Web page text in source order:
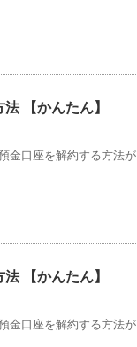
【かんたん】
金口座を解約する方法が
【かんたん】
金口座を解約する方法が